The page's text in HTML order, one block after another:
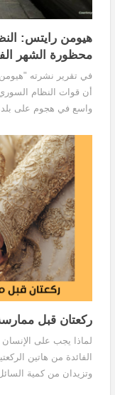
هيومن رايتس:
محظورة الشهر
أن قوات النظام
ركعتان قبل
لماذا يجب على
الفائدة من هاتين
وتزيدان من كمية